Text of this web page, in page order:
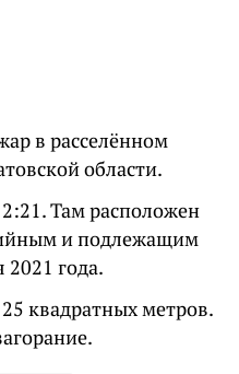
в расселённом
области.
Там расположен
и подлежащим
2021 года.
квадратных метров.